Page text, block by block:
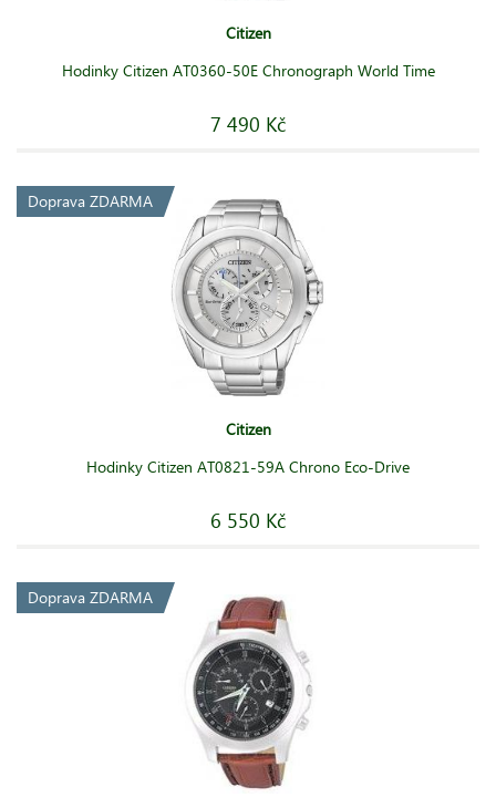
Citizen
Hodinky Citizen AT0360-50E Chronograph World Time
7 490 Kč
Doprava ZDARMA
Citizen
Hodinky Citizen AT0821-59A Chrono Eco-Drive
6 550 Kč
Doprava ZDARMA